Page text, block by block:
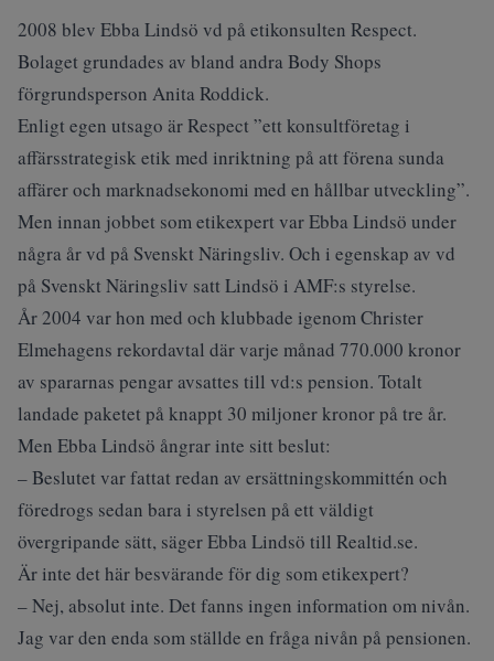
2008 blev Ebba Lindsö vd på etikonsulten Respect.
Bolaget grundades av bland andra Body Shops
förgrundsperson Anita Roddick.
Enligt egen utsago är Respect ”ett konsultföretag i
affärsstrategisk etik med inriktning på att förena sunda
affärer och marknadsekonomi med en hållbar utveckling”.
Men innan jobbet som etikexpert var Ebba Lindsö under
några år vd på Svenskt Näringsliv. Och i egenskap av vd
på Svenskt Näringsliv satt Lindsö i AMF:s styrelse.
År 2004 var hon med och klubbade igenom Christer
Elmehagens rekordavtal där varje månad 770.000 kronor
av spararnas pengar avsattes till vd:s pension. Totalt
landade paketet på knappt 30 miljoner kronor på tre år.
Men Ebba Lindsö ångrar inte sitt beslut:
– Beslutet var fattat redan av ersättningskommittén och
föredrogs sedan bara i styrelsen på ett väldigt
övergripande sätt, säger Ebba Lindsö till Realtid.se.
Är inte det här besvärande för dig som etikexpert?
– Nej, absolut inte. Det fanns ingen information om nivån.
Jag var den enda som ställde en fråga nivån på pensionen.